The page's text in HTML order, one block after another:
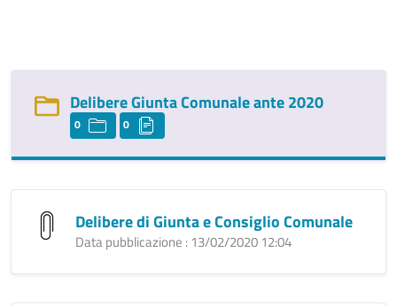
Delibere Giunta Comunale ante 2020
0 0
Delibere di Giunta e Consiglio Comunale
Data pubblicazione : 13/02/2020 12:04